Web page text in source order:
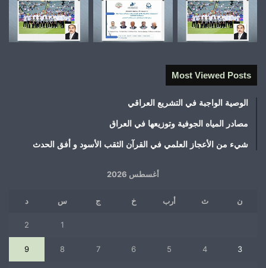
Most Viewed Posts
الوصية الواجبة في التشريع العراقي
مصادر المياه الجوفية وتوزيعها في العراق
شيء من الأعجاز العلمي في القرآن الثقب الأسود و أفق الحدث
أغسطس 2026
ن ث أرب خ ج س د
1
2
3
4
5
6
7
8
9